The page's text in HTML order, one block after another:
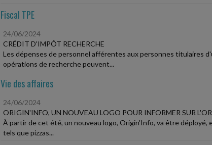
Fiscal TPE
24/06/2024
CRÉDIT D'IMPÔT RECHERCHE
Les dépenses de personnel afférentes aux personnes titulaires
opérations de recherche peuvent...
Vie des affaires
24/06/2024
ORIGIN'INFO, UN NOUVEAU LOGO POUR INFORMER SUR
À partir de cet été, un nouveau logo, Origin'Info, va être
tels que pizzas...